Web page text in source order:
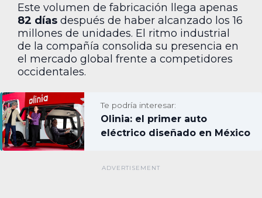
Este volumen de fabricación llega apenas
82 días después de haber alcanzado los 16
millones de unidades. El ritmo industrial
de la compañía consolida su presencia en
el mercado global frente a competidores
occidentales.
Te podría interesar:
Olinia: el primer auto
eléctrico diseñado en México